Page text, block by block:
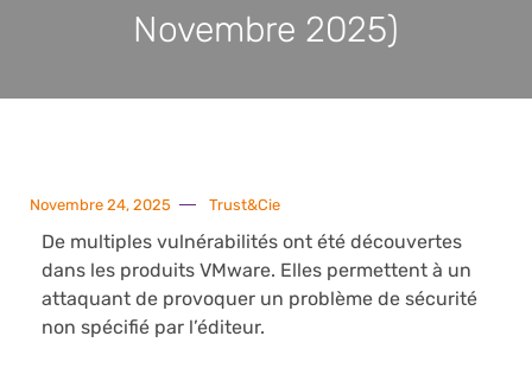
Novembre 2025)
Novembre 24, 2025 Trust&Cie
De multiples vulnérabilités ont été découvertes
dans les produits VMware. Elles permettent à un
attaquant de provoquer un problème de sécurité
non spécifié par l’éditeur.